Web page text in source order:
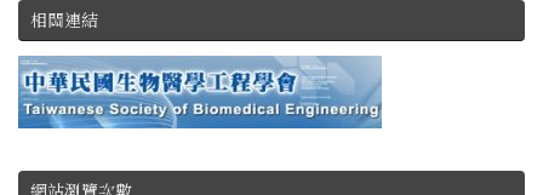
相關連結
網站瀏覽次數